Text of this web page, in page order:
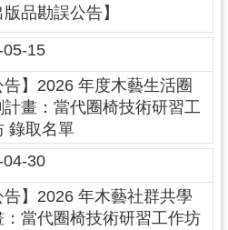
版品勘誤公告】
05-15
告】2026 年度木藝生活圈
計畫：當代圈椅技術研習工
錄取名單
04-30
告】2026 年木藝社群共學
：當代圈椅技術研習工作坊